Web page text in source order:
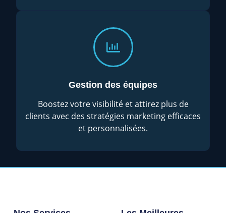
Gestion des équipes
Boostez votre visibilité et attirez plus de
clients avec des stratégies marketing efficaces
et personnalisées.